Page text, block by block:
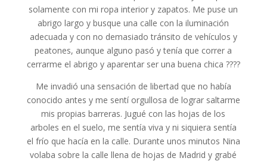
solamente con mi ropa interior y zapatos. Me puse un
abrigo largo y busque una calle con la iluminación
adecuada y con no demasiado tránsito de vehículos y
peatones, aunque alguno pasó y tenía que correr a
cerrarme el abrigo y aparentar ser una buena chica ????
Me invadió una sensación de libertad que no había
conocido antes y me sentí orgullosa de lograr saltarme
mis propias barreras. Jugué con las hojas de los
arboles en el suelo, me sentía viva y ni siquiera sentía
el frío que hacía en la calle. Durante unos minutos Nina
volaba sobre la calle llena de hojas de Madrid y grabé